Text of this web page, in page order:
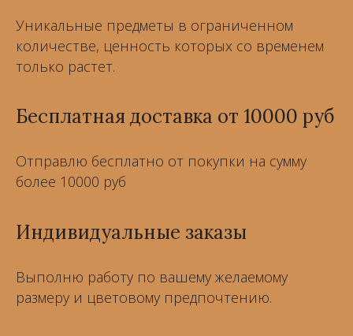
Уникальные предметы в ограниченном
количестве, ценность которых со временем
только растет.
Бесплатная доставка от 10000 руб
Отправлю бесплатно от покупки на сумму
более 10000 руб
Индивидуальные заказы
Выполню работу по вашему желаемому
размеру и цветовому предпочтению.